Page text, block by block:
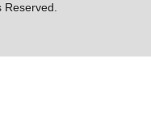
Reserved.